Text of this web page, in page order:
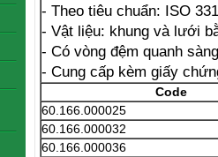
- Theo tiêu chuẩn: ISO
- Vật liệu: khung và lưới
- Có vòng đệm quanh
- Cung cấp kèm giấy
Code
60.166.000025
60.166.000032
60.166.000036